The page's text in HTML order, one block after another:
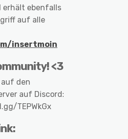
erhält ebenfalls
auf alle
insertmoin
<3
auf den
auf Discord:
TEPWkGx